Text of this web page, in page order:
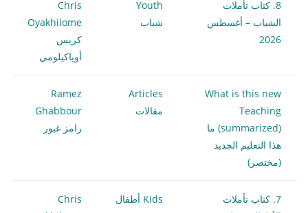
8. كتاب تأملات
الشباب – أغسطس
2026
Youth
شباب
Chris
Oyakhilome
كريس
أوياكيلومي
What is this new
Teaching
(summarized) ما
هذا التعليم الجديد
(مختصر)
Articles
مقالات
Ramez
Ghabbour
رامز غبور
7. كتاب تأملات
Kids أطفال
Chris